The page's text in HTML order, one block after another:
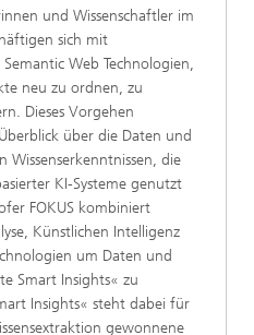
und Wissenschaftler im
sich mit
Web Technologien,
neu zu ordnen, zu
Dieses Vorgehen
über die Daten und
die
KI-Systeme genutzt
FOKUS kombiniert
Künstlichen Intelligenz
um Daten und
Smart Insights« zu
Insights« steht dabei für
gewonnene